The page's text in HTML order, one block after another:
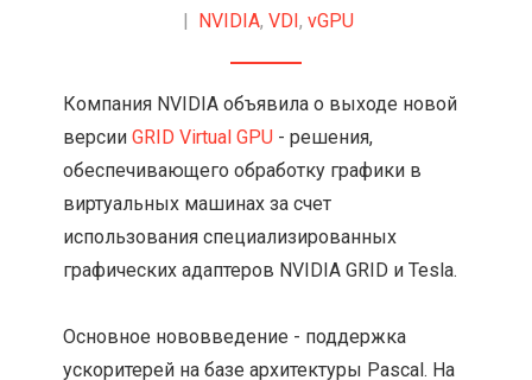
| NVIDIA, VDI, vGPU
Компания NVIDIA объявила о выходе новой
версииGRID Virtual GPU - решения,
обеспечивающего обработку графики в
виртуальных машинах за счет
использования специализированных
графических адаптеров NVIDIA GRID и Tesla.
Основное нововведение - поддержка
ускоритерей на базе архитектуры Pascal. На